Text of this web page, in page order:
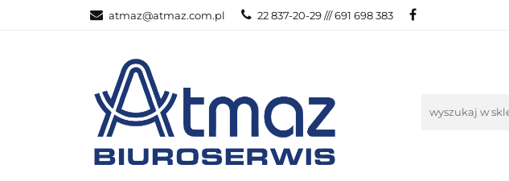
atmaz@atmaz.com.pl 22 837-20-29 /// 691 698 383